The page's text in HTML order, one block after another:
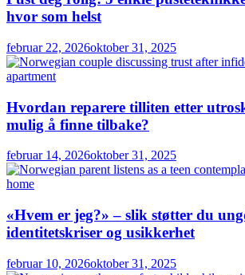
hvor som helst
februar 22, 2026oktober 31, 2025
Hvordan reparere tilliten etter
mulig å finne tilbake?
februar 14, 2026oktober 31, 2025
«Hvem er jeg?» – slik støtter du
identitetskriser og usikkerhet
februar 10, 2026oktober 31, 2025